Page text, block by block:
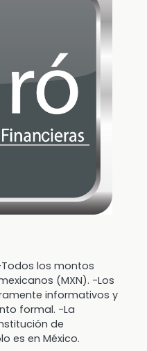
los montos
(MXN). -Los
informativos y
formal. -La
de
es en México.